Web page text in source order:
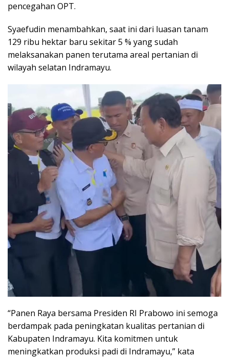
pencegahan OPT.
Syaefudin menambahkan, saat ini dari luasan tanam
129 ribu hektar baru sekitar 5 % yang sudah
melaksanakan panen terutama areal pertanian di
wilayah selatan Indramayu.
“Panen Raya bersama Presiden RI Prabowo ini semoga
berdampak pada peningkatan kualitas pertanian di
Kabupaten Indramayu. Kita komitmen untuk
meningkatkan produksi padi di Indramayu,” kata